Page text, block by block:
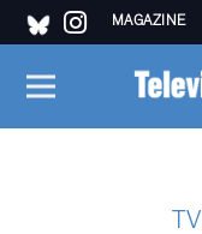
MAGAZINE